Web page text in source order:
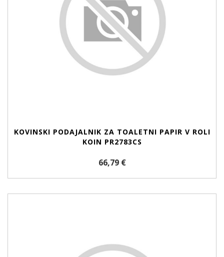
KOVINSKI PODAJALNIK ZA TOALETNI PAPIR V ROLI
KOIN PR2783CS
66,79 €